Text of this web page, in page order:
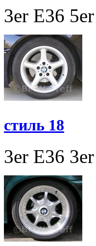
3er E36
стиль 18
3er E36